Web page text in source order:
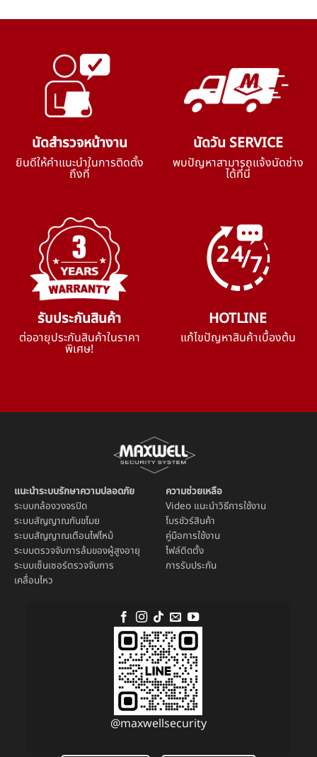
นัดสำรวจหน้างาน
ยินดีให้คำแนะนำในการติดตั้ง
ถึงที่
นัดวัน SERVICE
พบปัญหาสามารถแจ้งนัดช่าง
ได้ที่นี่
รับประกันสินค้า
ต่ออายุประกันสินค้าในราคา
พิเศษ!
HOTLINE
แก้ไขปัญหาสินค้าเบื้องต้น
แนะนำระบบรักษาความปลอดภัย
ระบบกล้องวงจรปิด
ระบบสัญญาณกันขโมย
ระบบสัญญาณเตือนไฟไหม้
ระบบตรวจจับการล้มของผู้สูงอายุ
ระบบเซ็นเซอร์ตรวจจับการ
เคลื่อนไหว
ความช่วยเหลือ
Video แนะนำวิธีการใช้งาน
โบรชัวร์สินค้า
คู่มือการใช้งาน
ไฟล์ติดตั้ง
การรับประกัน
@maxwellsecurity